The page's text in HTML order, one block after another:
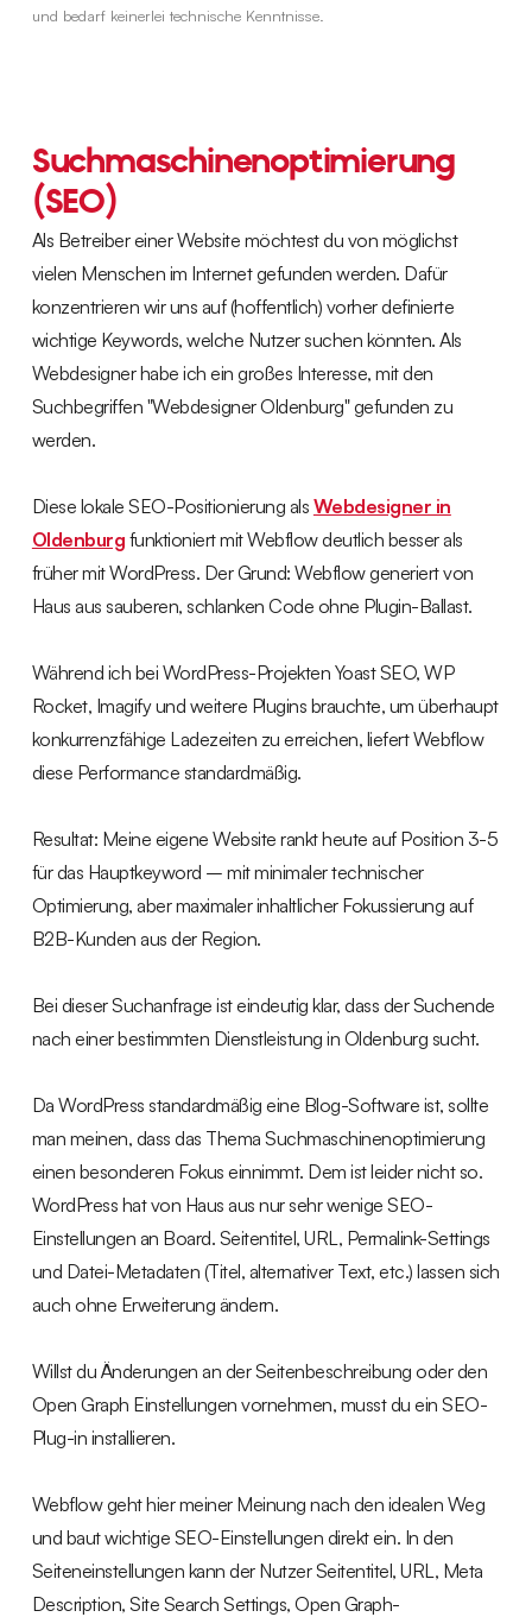
und bedarf keinerlei technische Kenntnisse.
Suchmaschinenoptimierung
(SEO)
Als Betreiber einer Website möchtest du von möglichst
vielen Menschen im Internet gefunden werden. Dafür
konzentrieren wir uns auf (hoffentlich) vorher definierte
wichtige Keywords, welche Nutzer suchen könnten. Als
Webdesigner habe ich ein großes Interesse, mit den
Suchbegriffen "Webdesigner Oldenburg" gefunden zu
werden.
Diese lokale SEO-Positionierung als Webdesigner in
Oldenburg funktioniert mit Webflow deutlich besser als
früher mit WordPress. Der Grund: Webflow generiert von
Haus aus sauberen, schlanken Code ohne Plugin-Ballast.
Während ich bei WordPress-Projekten Yoast SEO, WP
Rocket, Imagify und weitere Plugins brauchte, um überhaupt
konkurrenzfähige Ladezeiten zu erreichen, liefert Webflow
diese Performance standardmäßig.
Resultat: Meine eigene Website rankt heute auf Position 3-5
für das Hauptkeyword – mit minimaler technischer
Optimierung, aber maximaler inhaltlicher Fokussierung auf
B2B-Kunden aus der Region.
Bei dieser Suchanfrage ist eindeutig klar, dass der Suchende
nach einer bestimmten Dienstleistung in Oldenburg sucht.
Da WordPress standardmäßig eine Blog-Software ist, sollte
man meinen, dass das Thema Suchmaschinenoptimierung
einen besonderen Fokus einnimmt. Dem ist leider nicht so.
WordPress hat von Haus aus nur sehr wenige SEO-
Einstellungen an Board. Seitentitel, URL, Permalink-Settings
und Datei-Metadaten (Titel, alternativer Text, etc.) lassen sich
auch ohne Erweiterung ändern.
Willst du Änderungen an der Seitenbeschreibung oder den
Open Graph Einstellungen vornehmen, musst du ein SEO-
Plug-in installieren.
Webflow geht hier meiner Meinung nach den idealen Weg
und baut wichtige SEO-Einstellungen direkt ein. In den
Seiteneinstellungen kann der Nutzer Seitentitel, URL, Meta
Description, Site Search Settings, Open Graph-